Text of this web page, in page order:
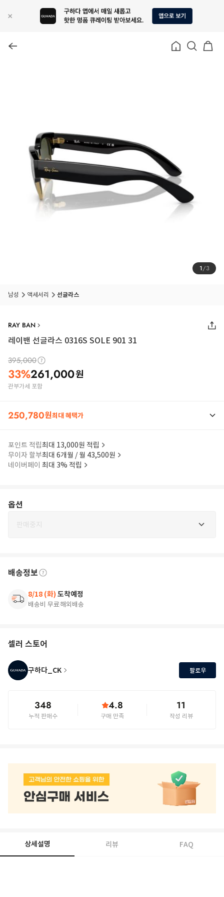
1/3
남성 액세서리 선글라스
RAY BAN
레이밴 선글라스 0316S SOLE 901 31
395,000
33%261,000원
관부가세 포함
250,780원최대 혜택가
포인트 적립최대 13,000원 적립
무이자 할부최대 6개월 / 월 43,500원
네이버페이 최대 3% 적립
옵션
판매중지
배송정보
8/18 (화) 도착예정
배송비 무료해외배송
셀러 스토어
구하다_CK 팔로우
348
누적 판매수
4.8
구매 만족
11
작성 리뷰
상세설명 리뷰 FAQ